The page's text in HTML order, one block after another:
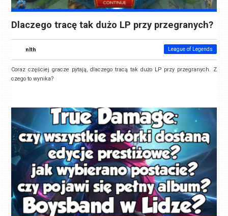
Dlaczego tracę tak dużo LP przy przegranych?
nlth League of Legends
Coraz częściej gracze pytają, dlaczego tracą tak dużo LP przy przegranych. Z
czego to wynika?